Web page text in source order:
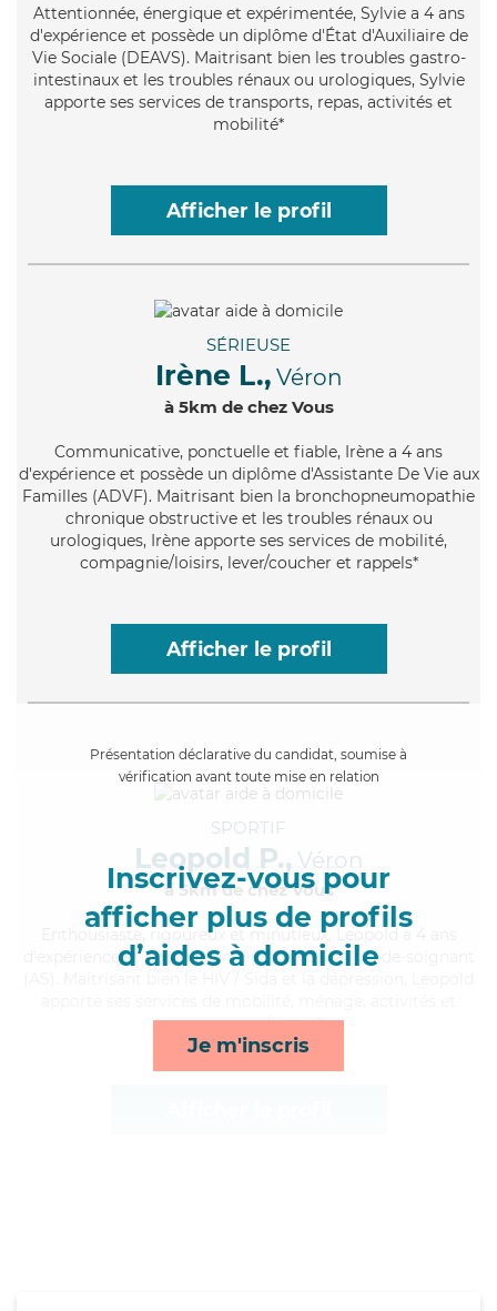
Attentionnée, énergique et expérimentée, Sylvie a 4 ans
d'expérience et possède un diplôme d'État d'Auxiliaire de
Vie Sociale (DEAVS). Maitrisant bien les troubles gastro-
intestinaux et les troubles rénaux ou urologiques, Sylvie
apporte ses services de transports, repas, activités et
mobilité*
Afficher le profil
SÉRIEUSE
Irène L., Véron
à 5km de chez Vous
Communicative, ponctuelle et fiable, Irène a 4 ans
d'expérience et possède un diplôme d'Assistante De Vie aux
Familles (ADVF). Maitrisant bien la bronchopneumopathie
chronique obstructive et les troubles rénaux ou
urologiques, Irène apporte ses services de mobilité,
compagnie/loisirs, lever/coucher et rappels*
Afficher le profil
Présentation déclarative du candidat, soumise à
vérification avant toute mise en relation
Inscrivez-vous pour
afficher plus de profils
d’aides à domicile
Je m'inscris
SPORTIF
Leopold P., Véron
à 5km de chez Vous
, rigoureux et minutieux, Leopold a 4 ans
d'expérience et possède un diplôme d'Etat d'aide-soignant
compagnie/loisirs*